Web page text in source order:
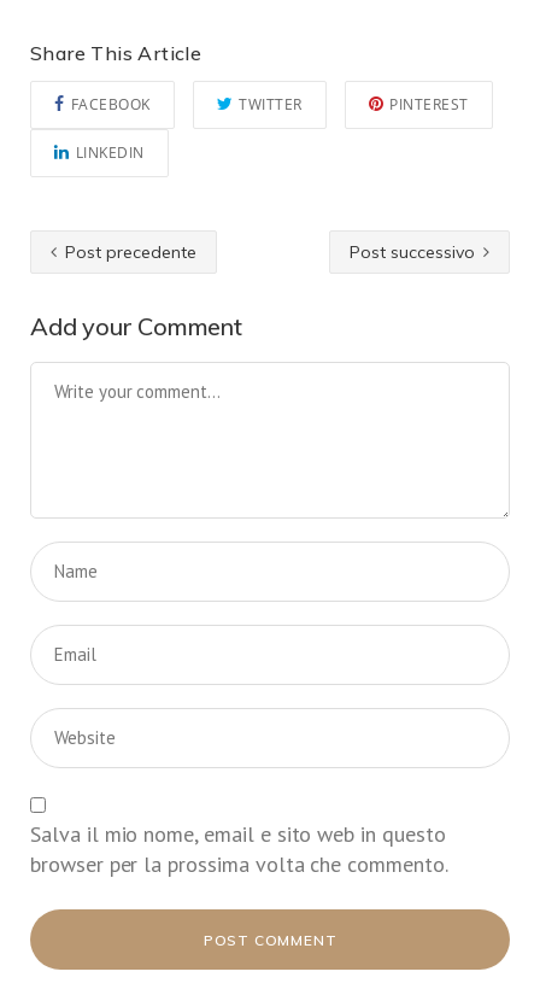
Share This Article
FACEBOOK TWITTER PINTEREST
LINKEDIN
Post precedente Post successivo
Add your Comment
Salva il mio nome, email e sito web in questo
browser per la prossima volta che commento.